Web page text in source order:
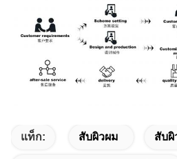
แท็ก: สับผิวผม สับผิ